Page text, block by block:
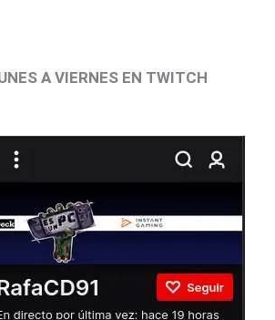
A VIERNES EN TWITCH